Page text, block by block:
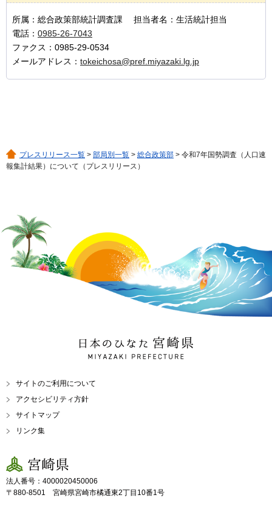
所属：総合政策部統計調査課 担当者名：生活統計担当
電話： 0985-26-7043
ファクス：0985-29-0534
メールアドレス： tokeichosa@pref.miyazaki.lg.jp
プレスリリース一覧 > 部局別一覧 > 総合政策部 > 令和7年国勢調査（人口速
報集計結果）について（プレスリリース）
日本のひなた 宮崎県
MIYAZAKI PREFECTURE
サイトのご利用について
アクセシビリティ方針
サイトマップ
リンク集
宮崎県
法人番号：4000020450006
〒880-8501 宮崎県宮崎市橘通東2丁目10番1号